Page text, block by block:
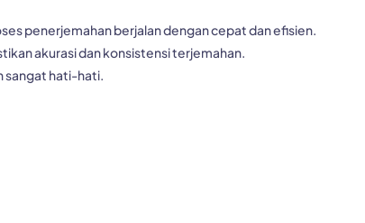
penerjemahan berjalan dengan cepat dan efisien.
akurasi dan konsistensi terjemahan.
sangat hati-hati.